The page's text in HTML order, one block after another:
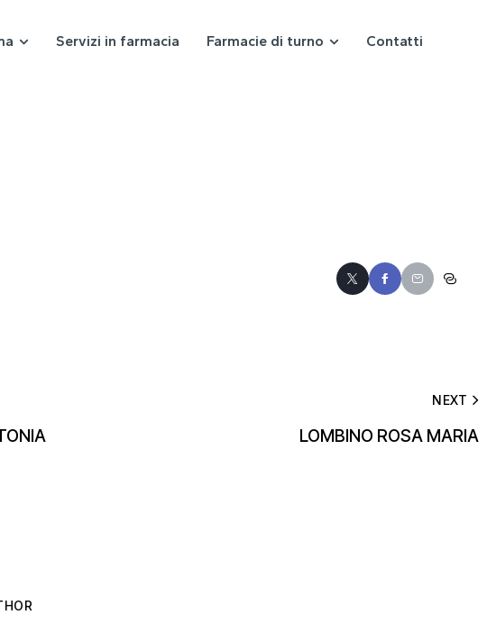
Servizi in farmacia Farmacie di turno Contatti
NEXT
LOMBINO ROSA MARIA